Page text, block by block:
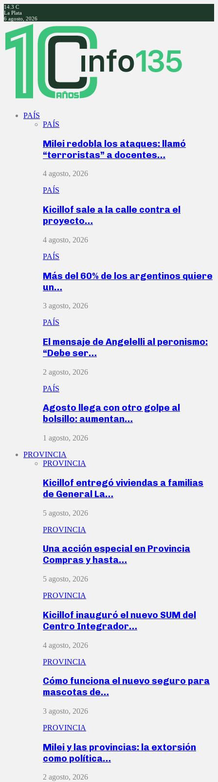
14.3 C
La Plata
6 agosto, 2026
Facebook
Twitter
Instagram
Youtube
PAÍS
PAÍS
Milei redobla los ataques: llamó
“terroristas” a docentes…
4 agosto, 2026
PAÍS
Kicillof sale a la calle contra el
proyecto…
4 agosto, 2026
PAÍS
Más del 60% de los argentinos quiere
un…
3 agosto, 2026
PAÍS
El mensaje de Angelelli al peronismo:
“Debe ser…
2 agosto, 2026
PAÍS
Agosto llega con otro golpe al
bolsillo: aumentan…
1 agosto, 2026
PROVINCIA
PROVINCIA
Kicillof entregó viviendas a familias
de General La…
5 agosto, 2026
PROVINCIA
Una acción especial en Provincia
Compras y hasta…
5 agosto, 2026
PROVINCIA
Kicillof inauguró el nuevo SUM del
Centro Integrador…
4 agosto, 2026
PROVINCIA
Cómo funciona el nuevo seguro para
mascotas de…
3 agosto, 2026
PROVINCIA
Milei y las provincias: la extorsión
como política…
2 agosto, 2026